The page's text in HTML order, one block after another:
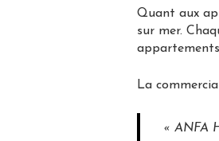
Quant aux
sur mer.
La
« ANFA